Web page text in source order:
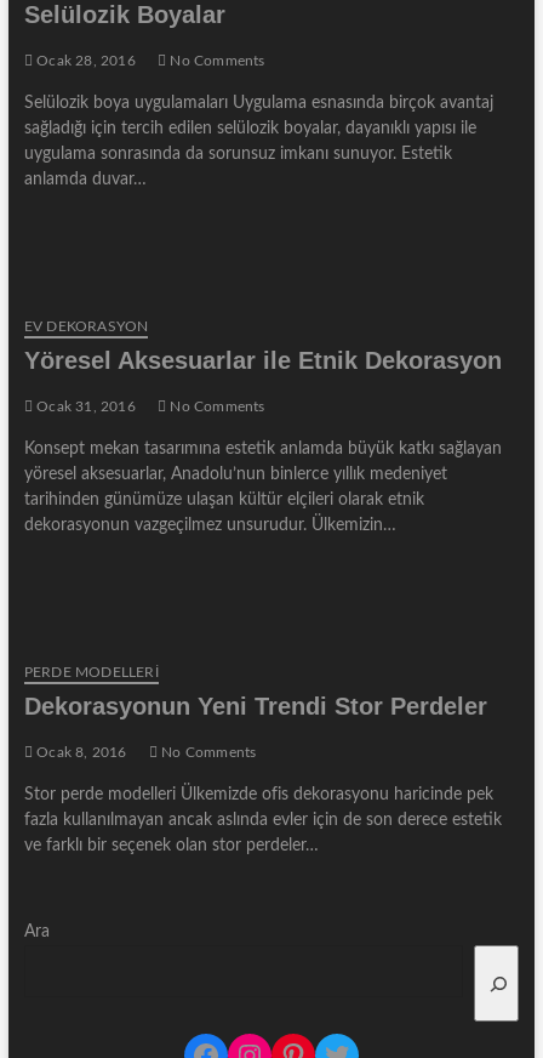
Selülozik Boyalar
Ocak 28, 2016 No Comments
Selülozik boya uygulamaları Uygulama esnasında birçok avantaj
sağladığı için tercih edilen selülozik boyalar, dayanıklı yapısı ile
uygulama sonrasında da sorunsuz imkanı sunuyor. Estetik
anlamda duvar…
EV DEKORASYON
Yöresel Aksesuarlar ile Etnik Dekorasyon
Ocak 31, 2016 No Comments
Konsept mekan tasarımına estetik anlamda büyük katkı sağlayan
yöresel aksesuarlar, Anadolu’nun binlerce yıllık medeniyet
tarihinden günümüze ulaşan kültür elçileri olarak etnik
dekorasyonun vazgeçilmez unsurudur. Ülkemizin…
PERDE MODELLERI
Dekorasyonun Yeni Trendi Stor Perdeler
Ocak 8, 2016 No Comments
Stor perde modelleri Ülkemizde ofis dekorasyonu haricinde pek
fazla kullanılmayan ancak aslında evler için de son derece estetik
ve farklı bir seçenek olan stor perdeler…
Ara